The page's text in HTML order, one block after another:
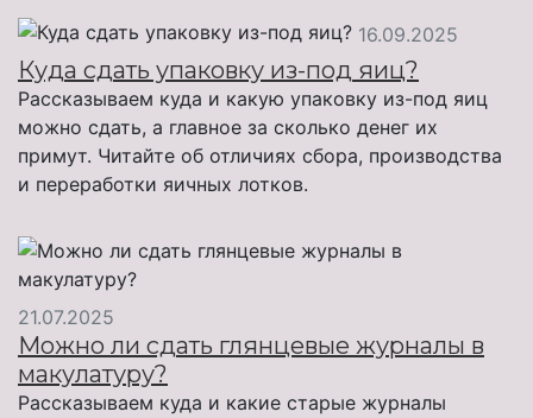
16.09.2025
Куда сдать упаковку из-под яиц?
Рассказываем куда и какую упаковку из-под яиц
можно сдать, а главное за сколько денег их
примут. Читайте об отличиях сбора, производства
и переработки яичных лотков.
21.07.2025
Можно ли сдать глянцевые журналы в
макулатуру?
Рассказываем куда и какие старые журналы